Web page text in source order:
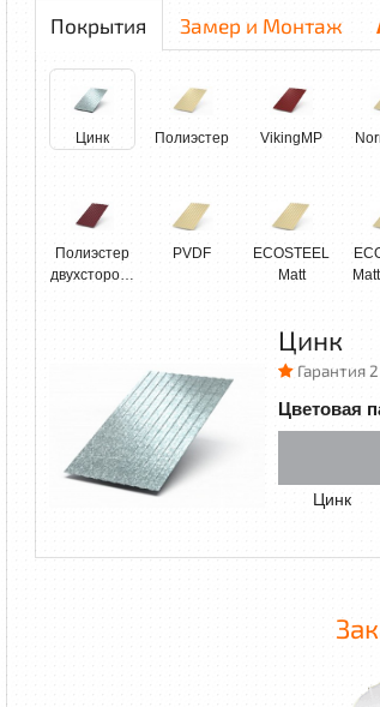
Покрытия Замер и Монтаж
Цинк Полиэстер VikingMP
Полиэстер
двухсторонний
PVDF
ECOSTEEL
Matt
Цинк
Гарантия
Цветовая
Цинк